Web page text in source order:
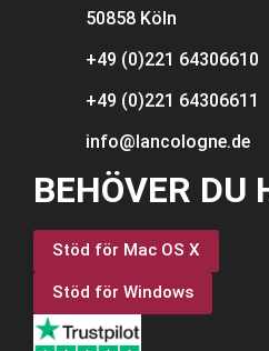
50858 Köln
+49 (0)221 64306610
+49 (0)221 64306611
info@lancologne.de
BEHÖVER DU
Stöd för Mac OS X
Stöd för Windows